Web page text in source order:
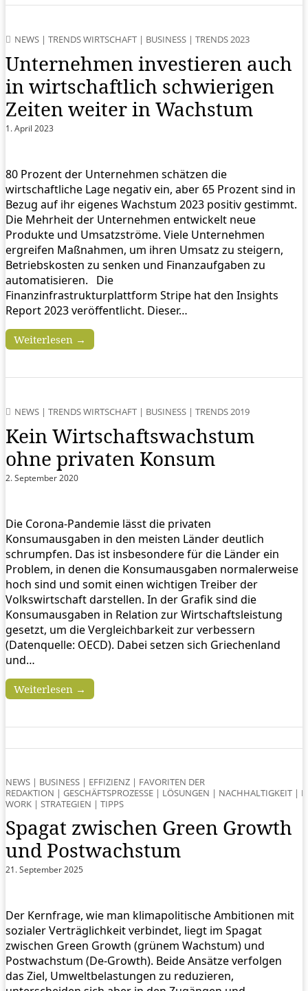
NEWS | TRENDS WIRTSCHAFT | BUSINESS | TRENDS 2023
Unternehmen investieren auch
in wirtschaftlich schwierigen
Zeiten weiter in Wachstum
1. April 2023
80 Prozent der Unternehmen schätzen die
wirtschaftliche Lage negativ ein, aber 65 Prozent sind in
Bezug auf ihr eigenes Wachstum 2023 positiv gestimmt.
Die Mehrheit der Unternehmen entwickelt neue
Produkte und Umsatzströme. Viele Unternehmen
ergreifen Maßnahmen, um ihren Umsatz zu steigern,
Betriebskosten zu senken und Finanzaufgaben zu
automatisieren. Die
Finanzinfrastrukturplattform Stripe hat den Insights
Report 2023 veröffentlicht. Dieser…
Weiterlesen →
NEWS | TRENDS WIRTSCHAFT | BUSINESS | TRENDS 2019
Kein Wirtschaftswachstum
ohne privaten Konsum
2. September 2020
Die Corona-Pandemie lässt die privaten
Konsumausgaben in den meisten Länder deutlich
schrumpfen. Das ist insbesondere für die Länder ein
Problem, in denen die Konsumausgaben normalerweise
hoch sind und somit einen wichtigen Treiber der
Volkswirtschaft darstellen. In der Grafik sind die
Konsumausgaben in Relation zur Wirtschaftsleistung
gesetzt, um die Vergleichbarkeit zur verbessern
(Datenquelle: OECD). Dabei setzen sich Griechenland
und…
Weiterlesen →
NEWS | BUSINESS | EFFIZIENZ | FAVORITEN DER
REDAKTION | GESCHÄFTSPROZESSE | LÖSUNGEN | NACHHALTIGKEIT |
WORK | STRATEGIEN | TIPPS
Spagat zwischen Green Growth
und Postwachstum
21. September 2025
Der Kernfrage, wie man klimapolitische Ambitionen mit
sozialer Verträglichkeit verbindet, liegt im Spagat
zwischen Green Growth (grünem Wachstum) und
Postwachstum (De-Growth). Beide Ansätze verfolgen
das Ziel, Umweltbelastungen zu reduzieren,